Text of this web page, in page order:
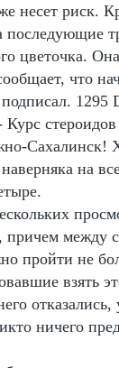
несет риск.
последующие
цветочка.
что
1295
Сахалинск!
на
причем между
пройти не
взять
ничего